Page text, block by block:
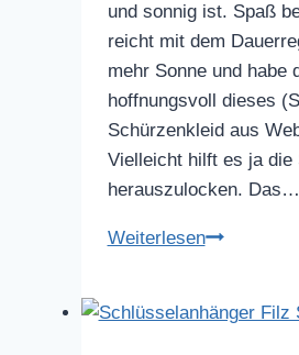
und sonnig ist. Spaß
reicht mit dem
mehr Sonne und habe
hoffnungsvoll dieses
Schürzenkleid aus
Vielleicht hilft es ja die
herauszulocken. Das…
Weiterlesen